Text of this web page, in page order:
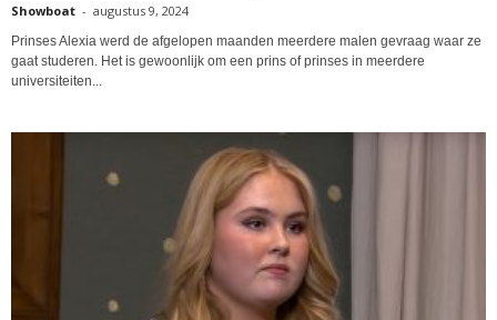
Showboat - augustus 9, 2024
Prinses Alexia werd de afgelopen maanden meerdere malen gevraag waar ze
gaat studeren. Het is gewoonlijk om een prins of prinses in meerdere
universiteiten...